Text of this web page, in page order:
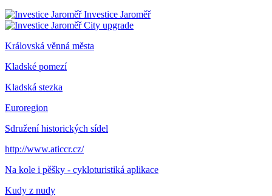
Investice Jaroměř
City upgrade
Královská věnná města
Kladské pomezí
Kladská stezka
Euroregion
Sdružení historických sídel
http://www.aticcr.cz/
Na kole i pěšky - cykloturistiká aplikace
Kudy z nudy